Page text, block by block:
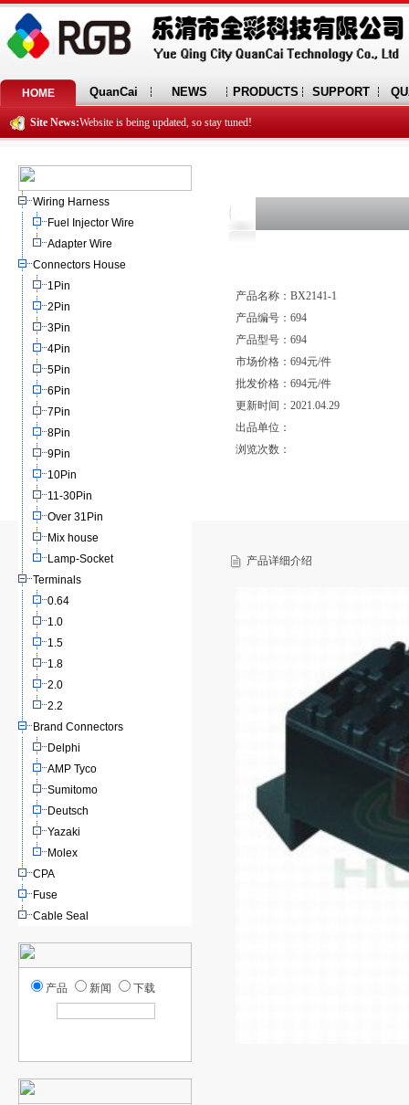
HOME QuanCai NEWS PRODUCTS SUPPORT
Site News:Website is being updated, so stay tuned!
Wiring Harness
Fuel Injector Wire
Adapter Wire
Connectors House
1Pin
2Pin
3Pin
4Pin
5Pin
6Pin
7Pin
8Pin
9Pin
10Pin
11-30Pin
Over 31Pin
Mix house
Lamp-Socket
Terminals
0.64
1.0
1.5
1.8
2.0
2.2
Brand Connectors
Delphi
AMP Tyco
Sumitomo
Deutsch
Yazaki
Molex
CPA
Fuse
Cable Seal
产品 新闻 下载
产品名称：BX2141-1
产品编号：694
产品型号：694
市场价格：694元/件
批发价格：694元/件
更新时间：2021.04.29
出品单位：
浏览次数：
产品详细介绍